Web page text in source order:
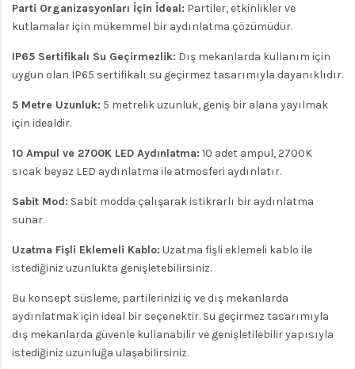
Parti Organizasyonları İçin İdeal: Partiler, etkinlikler ve
kutlamalar için mükemmel bir aydınlatma çözümüdür.
IP65 Sertifikalı Su Geçirmezlik: Dış mekanlarda kullanım için
uygun olan IP65 sertifikalı su geçirmez tasarımıyla dayanıklıdır.
5 Metre Uzunluk: 5 metrelik uzunluk, geniş bir alana yayılmak
için idealdir.
10 Ampul ve 2700K LED Aydınlatma: 10 adet ampul, 2700K
sıcak beyaz LED aydınlatma ile atmosferi aydınlatır.
Sabit Mod: Sabit modda çalışarak istikrarlı bir aydınlatma
sunar.
Uzatma Fişli Eklemeli Kablo: Uzatma fişli eklemeli kablo ile
istediğiniz uzunlukta genişletebilirsiniz.
Bu konsept süsleme, partilerinizi iç ve dış mekanlarda
aydınlatmak için ideal bir seçenektir. Su geçirmez tasarımıyla
dış mekanlarda güvenle kullanabilir ve genişletilebilir yapısıyla
istediğiniz uzunluğa ulaşabilirsiniz.